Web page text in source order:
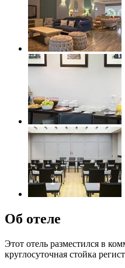
Об отеле
Этот отель разместился в
круглосуточная стойка